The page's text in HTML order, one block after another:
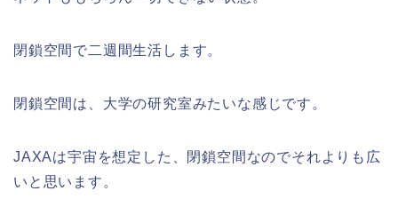
閉鎖空間で二週間生活します。
閉鎖空間は、大学の研究室みたいな感じです。
JAXAは宇宙を想定した、閉鎖空間なのでそれよりも広
いと思います。